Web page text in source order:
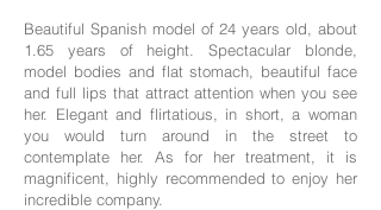
Beautiful Spanish model of 24 years old, about
1.65 years of height. Spectacular blonde,
model bodies and flat stomach, beautiful face
and full lips that attract attention when you see
her. Elegant and flirtatious, in short, a woman
you would turn around in the street to
contemplate her. As for her treatment, it is
magnificent, highly recommended to enjoy her
incredible company.